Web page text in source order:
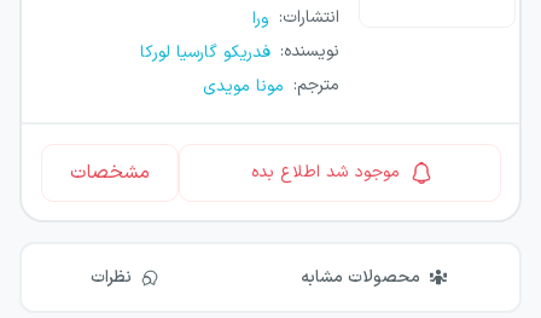
انتشارات: ورا
نویسنده: فدریکو گارسیا لورکا
مترجم: مونا مویدی
موجود شد اطلاع بده مشخصات
محصولات مشابه نظرات